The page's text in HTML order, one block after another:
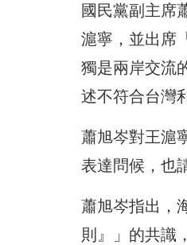
國民黨副主席
滬寧，並出席
獨是兩岸交流
述不符合台灣
蕭旭岑對王滬
表達問候，也
蕭旭岑指出，
則』」的共識